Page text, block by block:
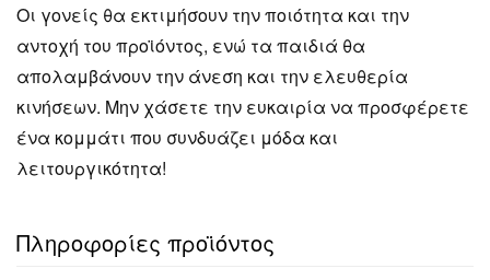
Οι γονείς θα εκτιμήσουν την ποιότητα και την
αντοχή του προϊόντος, ενώ τα παιδιά θα
απολαμβάνουν την άνεση και την ελευθερία
κινήσεων. Μην χάσετε την ευκαιρία να προσφέρετε
ένα κομμάτι που συνδυάζει μόδα και
λειτουργικότητα!
Πληροφορίες προϊόντος